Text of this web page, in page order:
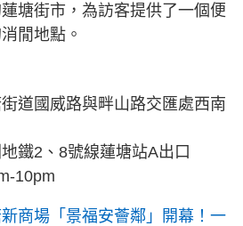
塘街市，為訪客提供了一個便
閒地點。
道國威路與畔山路交匯處西南
鐵2、8號線蓮塘站A出口
10pm
商場「景福安薈鄰」開幕！一